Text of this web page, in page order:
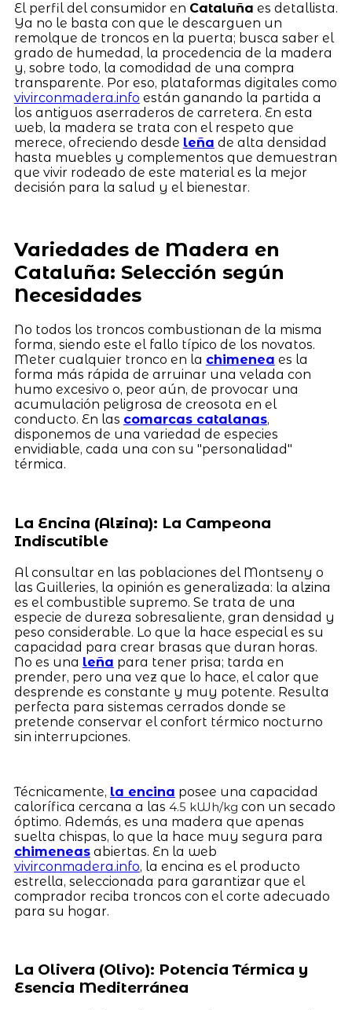
El perfil del consumidor en Cataluña es detallista.
Ya no le basta con que le descarguen un
remolque de troncos en la puerta; busca saber el
grado de humedad, la procedencia de la madera
y, sobre todo, la comodidad de una compra
transparente. Por eso, plataformas digitales como
vivirconmadera.info están ganando la partida a
los antiguos aserraderos de carretera. En esta
web, la madera se trata con el respeto que
merece, ofreciendo desde leña de alta densidad
hasta muebles y complementos que demuestran
que vivir rodeado de este material es la mejor
decisión para la salud y el bienestar.
Variedades de Madera en
Cataluña: Selección según
Necesidades
No todos los troncos combustionan de la misma
forma, siendo este el fallo típico de los novatos.
Meter cualquier tronco en la chimenea es la
forma más rápida de arruinar una velada con
humo excesivo o, peor aún, de provocar una
acumulación peligrosa de creosota en el
conducto. En las comarcas catalanas,
disponemos de una variedad de especies
envidiable, cada una con su "personalidad"
térmica.
La Encina (Alzina): La Campeona
Indiscutible
Al consultar en las poblaciones del Montseny o
las Guilleries, la opinión es generalizada: la alzina
es el combustible supremo. Se trata de una
especie de dureza sobresaliente, gran densidad y
peso considerable. Lo que la hace especial es su
capacidad para crear brasas que duran horas.
No es una leña para tener prisa; tarda en
prender, pero una vez que lo hace, el calor que
desprende es constante y muy potente. Resulta
perfecta para sistemas cerrados donde se
pretende conservar el confort térmico nocturno
sin interrupciones.
Técnicamente, la encina posee una capacidad
calorífica cercana a las 4.5 kWh/kg con un secado
óptimo. Además, es una madera que apenas
suelta chispas, lo que la hace muy segura para
chimeneasabiertas. En la web
vivirconmadera.info, la encina es el producto
estrella, seleccionada para garantizar que el
comprador reciba troncos con el corte adecuado
para su hogar.
La Olivera (Olivo): Potencia Térmica y
Esencia Mediterránea